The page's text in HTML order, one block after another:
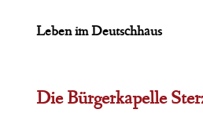
Leben im Deutschhaus
Die Bürgerkapelle